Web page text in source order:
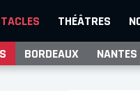
THÉÂTRES
BORDEAUX NANTES